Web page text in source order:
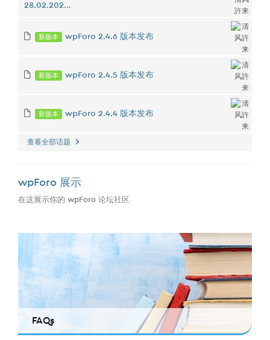
28.02.202...
新版本 wpForo 2.4.6 版本发布
新版本 wpForo 2.4.5 版本发布
新版本 wpForo 2.4.4 版本发布
查看全部话题
wpForo 展示
在这展示你的 wpForo 论坛社区
FAQs